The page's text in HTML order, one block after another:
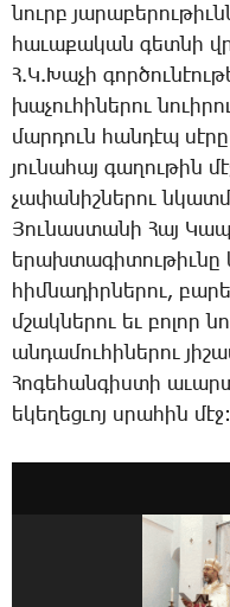
նուրբ
հաւաքական գետնի
Հ.Կ.Խաչի
խաչուհիներու
մարդուն հանդէպ
յունահայ գաղութին
չափանիշներու
­­Յու­նաս­տա­նի ­­Հայ
ե­րախ­տա­գի­տու­թիւ­նը
հիմ­նա­դիր­նե­րու,
մշակ­նե­րու եւ բո­լոր
ան­դա­մու­հի­նե­րու
­­Հո­գե­հան­գիս­տի
ե­կե­ղեց­ւոյ սրա­հին մէջ: